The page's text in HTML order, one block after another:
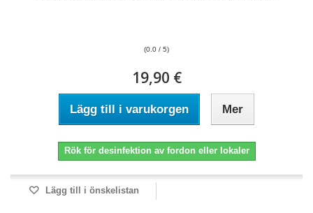
(0.0 / 5)
19,90 €
Lägg till i varukorgen Mer
Rök för desinfektion av fordon eller lokaler
Lägg till i önskelistan